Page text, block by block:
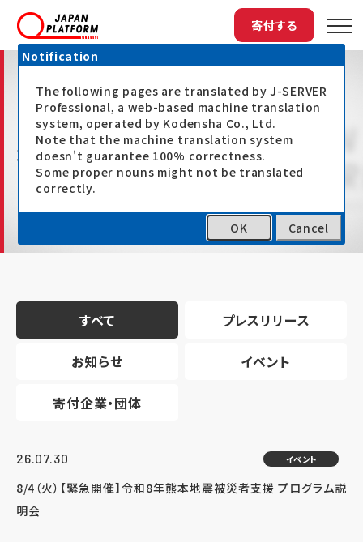
寄付する
最新情報
すべて プレスリリース
お知らせ イベント
寄付企業・団体
26.07.30 イベント
8/4（火）【緊急開催】令和8年熊本地震被災者支援 プログラム説
明会
Notification
The following pages are translated by J-SERVER
Professional, a web-based machine translation
system, operated by Kodensha Co., Ltd.
Note that the machine translation system
doesn't guarantee 100% correctness.
Some proper nouns might not be translated
correctly.
OK Cancel